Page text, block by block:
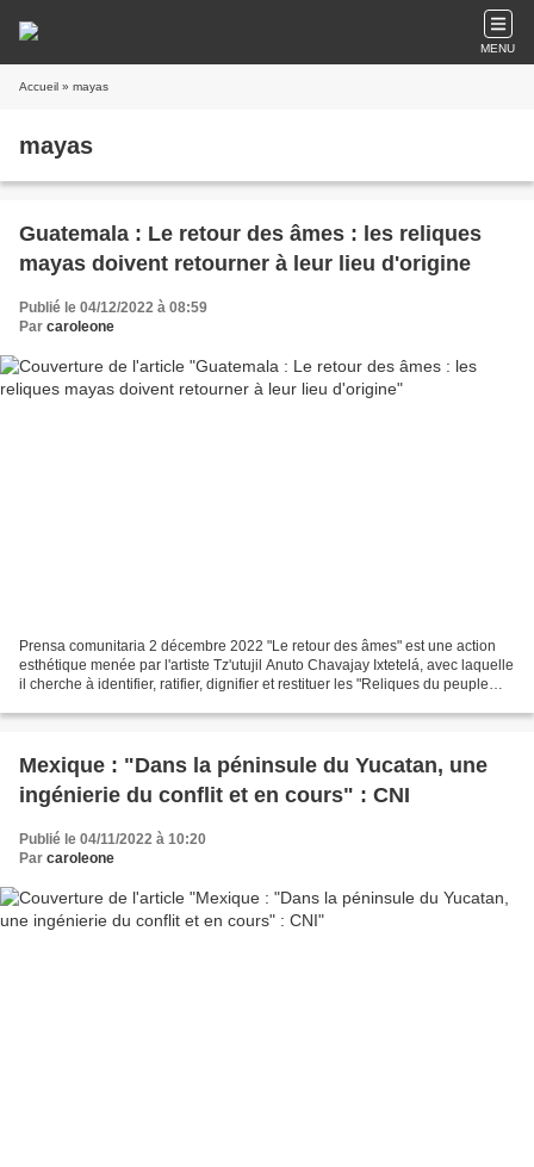
MENU
Accueil » mayas
mayas
Guatemala : Le retour des âmes : les reliques
mayas doivent retourner à leur lieu d'origine
Publié le 04/12/2022 à 08:59
Par caroleone
Prensa comunitaria 2 décembre 2022 "Le retour des âmes" est une action
esthétique menée par l'artiste Tz'utujil Anuto Chavajay Ixtetelá, avec laquelle
il cherche à identifier, ratifier, dignifier et restituer les "Reliques du peuple
Mexique : "Dans la péninsule du Yucatan, une
ingénierie du conflit et en cours" : CNI
Publié le 04/11/2022 à 10:20
Par caroleone